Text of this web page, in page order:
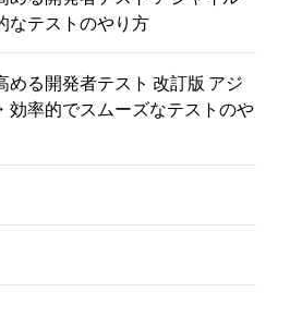
なテストのやり方
める開発者テスト 改訂版 アジ
効率的でスムーズなテストのや